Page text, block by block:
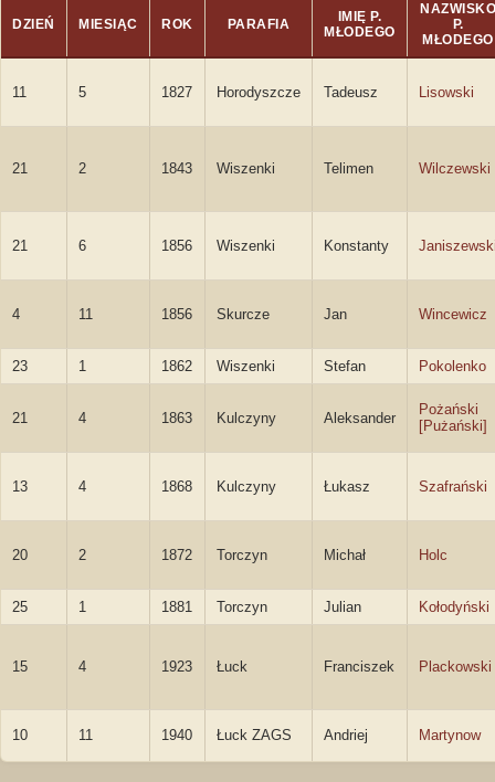
DZIEŃ MIESIĄC ROK PARAFIA
IMIĘ P.
MŁODEGO
NAZWISKO
P.
MŁODEGO
11 5 1827 Horodyszcze Tadeusz Lisowski
21 2 1843 Wiszenki Telimen Wilczewski
21 6 1856 Wiszenki Konstanty
4 11 1856 Skurcze Jan Wincewicz
23 1 1862 Wiszenki Stefan Pokolenko
21 4 1863 Kulczyny Aleksander
Pożański
[Pużański]
13 4 1868 Kulczyny Łukasz Szafrański
20 2 1872 Torczyn Michał Holc
25 1 1881 Torczyn Julian Kołodyński
15 4 1923 Łuck Franciszek Plackowski
10 11 1940 Łuck ZAGS Andriej Martynow